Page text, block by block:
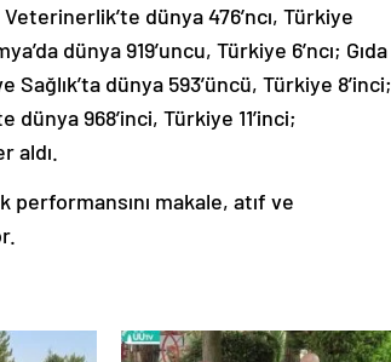
dünya 476’ncı, Türkiye
dünya 919’uncu, Türkiye 6’ncı; Gıda
Sağlık’ta dünya 593’üncü, Türkiye 8’inci;
dünya 968’inci, Türkiye 11’inci;
aldı.
performansını makale, atıf ve